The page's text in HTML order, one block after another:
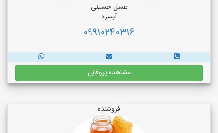
عسل حسینی
آبسرد
09910240316
مشاهده پروفایل
فروشنده